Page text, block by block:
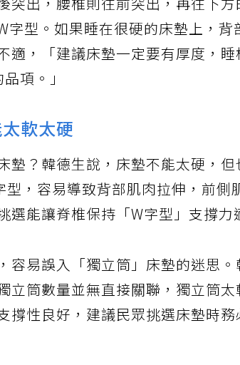
突出，腰椎則往前突出，再往下
字型。如果睡在很硬的床墊上，
適，「建議床墊一定要有厚度，
項。」
軟太硬
墊？韓德生說，床墊不能太硬，
型，容易導致背部肌肉拉伸，前側
選能讓脊椎保持「W字型」支撐力
容易誤入「獨立筒」床墊的迷思
立筒數量並無直接關聯，獨立筒
撐性良好，建議民眾挑選床墊時